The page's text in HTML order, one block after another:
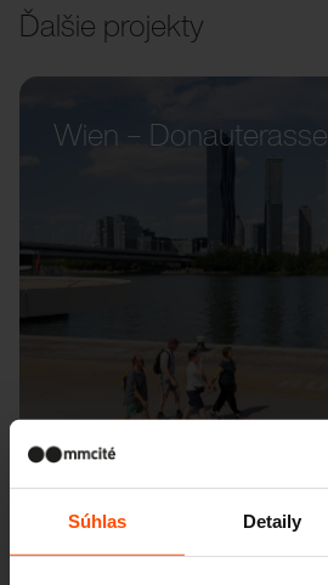
Súhlas Detaily
Ďalšie projekty
Wien – Donauterasse